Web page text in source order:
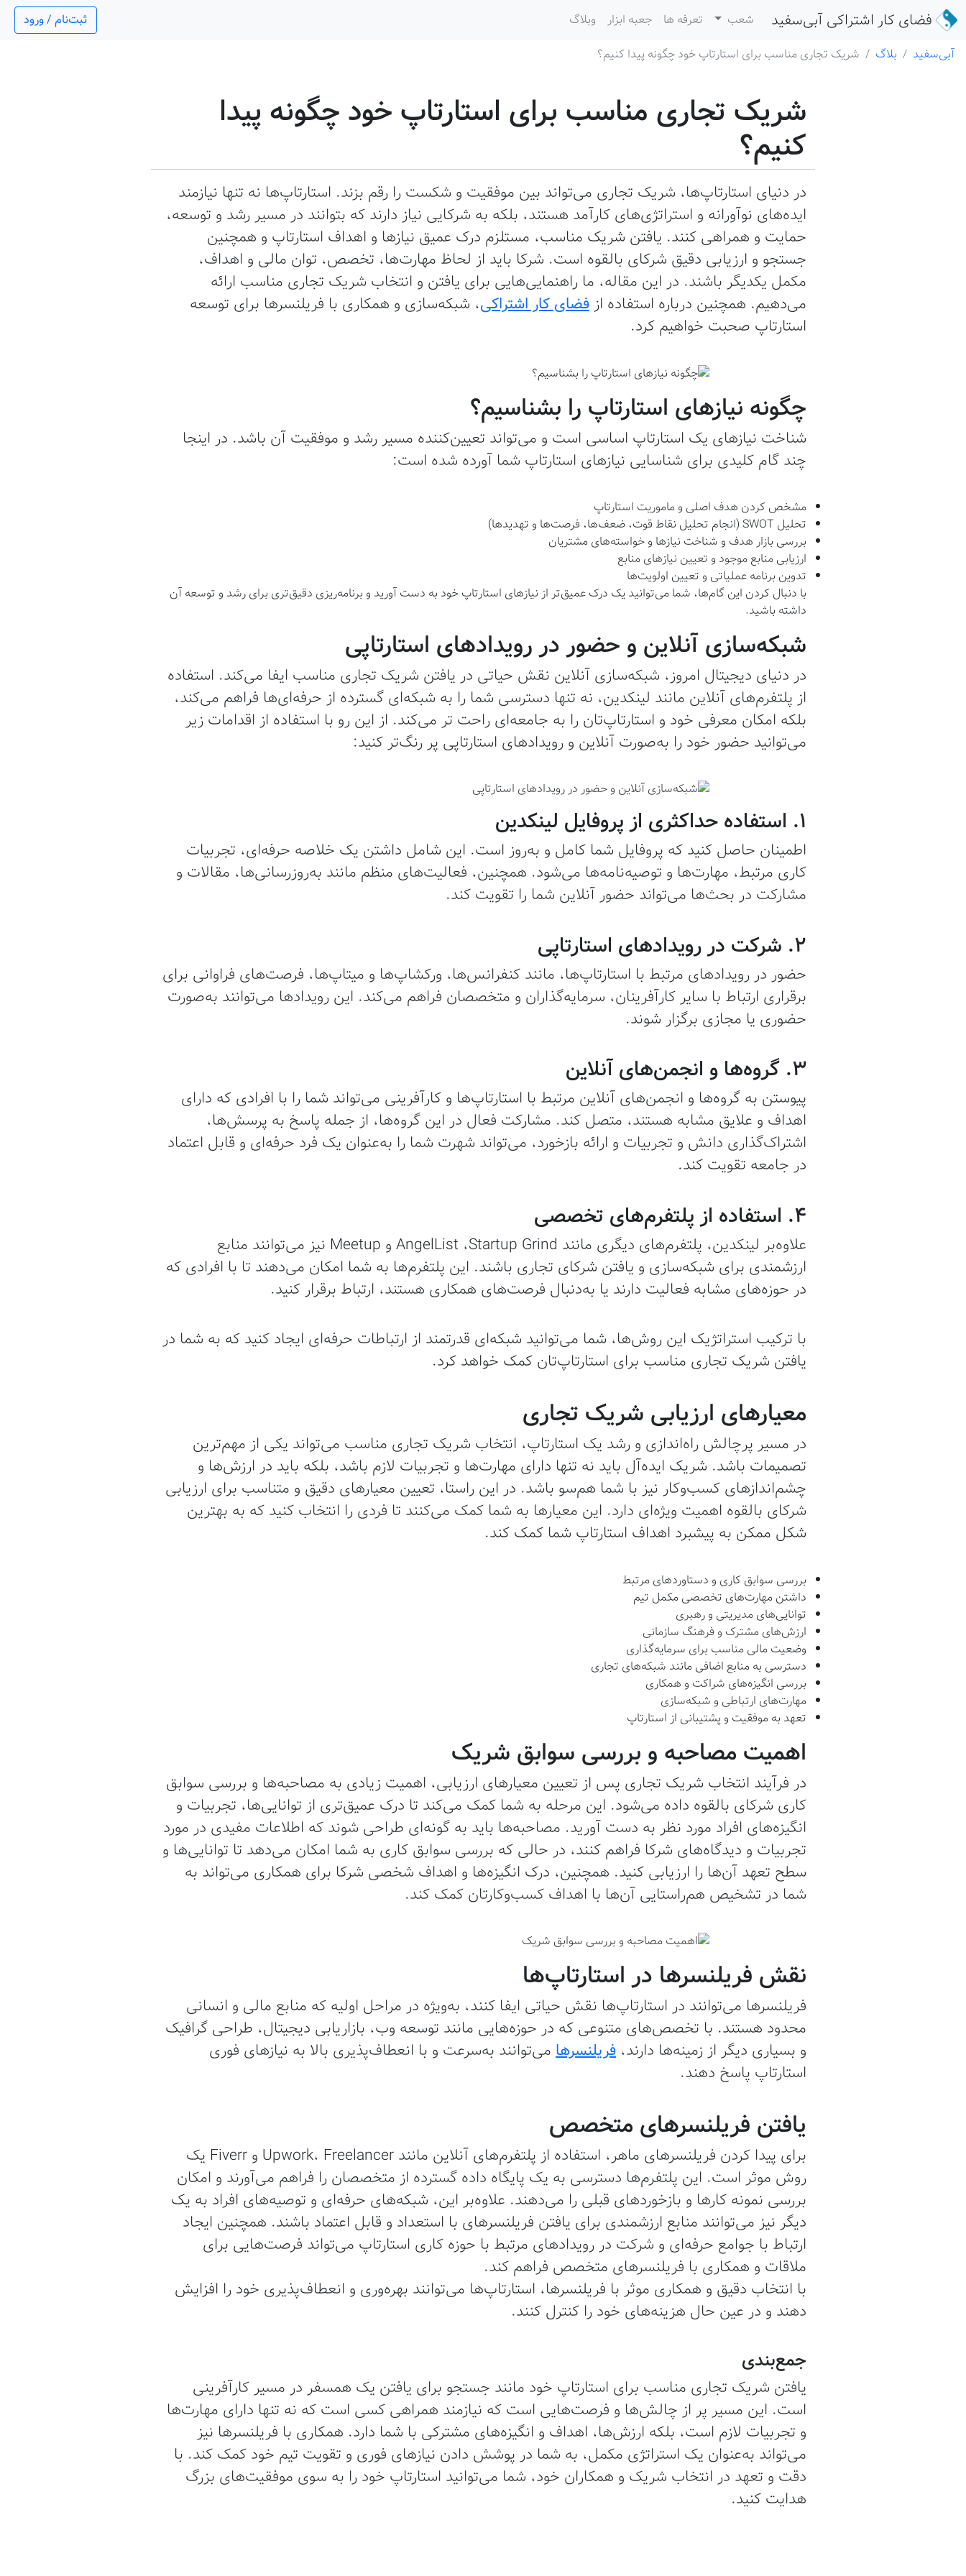
فضای کار اشتراکیآبی‌سفید شعب تعرفه ها جعبه ابزار وبلاگ
ثبت‌نام / ورود
آبی‌سفید
بلاگ شریک تجاری مناسب برای استارتاپ خود چگونه پیدا کنیم؟
شریک تجاری مناسب برای استارتاپ خود چگونه پیدا
کنیم؟
در دنیای استارتاپ‌ها، شریک تجاری می‌تواند بین موفقیت و شکست را رقم بزند. استارتاپ‌ها نه تنها نیازمند
ایده‌های نوآورانه و استراتژی‌های کارآمد هستند، بلکه به شرکایی نیاز دارند که بتوانند در مسیر رشد و توسعه،
حمایت و همراهی کنند. یافتن شریک مناسب، مستلزم درک عمیق نیازها و اهداف استارتاپ و همچنین
جستجو و ارزیابی دقیق شرکای بالقوه است. شرکا باید از لحاظ مهارت‌ها، تخصص، توان مالی و اهداف،
مکمل یکدیگر باشند. در این مقاله، ما راهنمایی‌هایی برای یافتن و انتخاب شریک تجاری مناسب ارائه
می‌دهیم. همچنین درباره استفاده ازفضای کار اشتراکی، شبکه‌سازی و همکاری با فریلنسرها برای توسعه
استارتاپ صحبت خواهیم کرد.
چگونه نیازهای استارتاپ را بشناسیم؟
شناخت نیازهای یک استارتاپ اساسی است و می‌تواند تعیین‌کننده مسیر رشد و موفقیت آن باشد. در اینجا
چند گام کلیدی برای شناسایی نیازهای استارتاپ شما آورده شده است:
مشخص کردن هدف اصلی و ماموریت استارتاپ
تحلیل SWOT (انجام تحلیل نقاط قوت، ضعف‌ها، فرصت‌ها و تهدیدها)
بررسی بازار هدف و شناخت نیازها و خواسته‌های مشتریان
ارزیابی منابع موجود و تعیین نیازهای منابع
تدوین برنامه عملیاتی و تعیین اولویت‌ها
با دنبال کردن این گام‌ها، شما می‌توانید یک درک عمیق‌تر از نیازهای استارتاپ خود به دست آورید و برنامه‌ریزی دقیق‌تری برای رشد و توسعه آن
داشته باشید.
شبکه‌سازی آنلاین و حضور در رویدادهای استارتاپی
در دنیای دیجیتال امروز، شبکه‌سازی آنلاین نقش حیاتی در یافتن شریک تجاری مناسب ایفا می‌کند. استفاده
از پلتفرم‌های آنلاین مانند لینکدین، نه تنها دسترسی شما را به شبکه‌ای گسترده از حرفه‌ای‌ها فراهم می‌کند،
بلکه امکان معرفی خود و استارتاپ‌تان را به جامعه‌ای راحت تر می‌کند. از این رو با استفاده از اقدامات زیر
می‌توانید حضور خود را به‌صورت آنلاین و رویداد‌های استارتاپی پر رنگ‌تر کنید:
1. استفاده حداکثری از پروفایل لینکدین
اطمینان حاصل کنید که پروفایل شما کامل و به‌روز است. این شامل داشتن یک خلاصه حرفه‌ای، تجربیات
کاری مرتبط، مهارت‌ها و توصیه‌نامه‌ها می‌شود. همچنین، فعالیت‌های منظم مانند به‌روزرسانی‌ها، مقالات و
مشارکت در بحث‌ها می‌تواند حضور آنلاین شما را تقویت کند.
2. شرکت در رویدادهای استارتاپی
حضور در رویدادهای مرتبط با استارتاپ‌ها، مانند کنفرانس‌ها، ورکشاپ‌ها و میتاپ‌ها، فرصت‌های فراوانی برای
برقراری ارتباط با سایر کارآفرینان، سرمایه‌گذاران و متخصصان فراهم می‌کند. این رویدادها می‌توانند به‌صورت
حضوری یا مجازی برگزار شوند.
3. گروه‌ها و انجمن‌های آنلاین
پیوستن به گروه‌ها و انجمن‌های آنلاین مرتبط با استارتاپ‌ها و کارآفرینی می‌تواند شما را با افرادی که دارای
اهداف و علایق مشابه هستند، متصل کند. مشارکت فعال در این گروه‌ها، از جمله پاسخ به پرسش‌ها،
اشتراک‌گذاری دانش و تجربیات و ارائه بازخورد، می‌تواند شهرت شما را به‌عنوان یک فرد حرفه‌ای و قابل اعتماد
در جامعه تقویت کند.
4. استفاده از پلتفرم‌های تخصصی
علاوه‌بر لینکدین، پلتفرم‌های دیگری مانند AngelList ،Startup Grind و Meetup نیز می‌توانند منابع
ارزشمندی برای شبکه‌سازی و یافتن شرکای تجاری باشند. این پلتفرم‌ها به شما امکان می‌دهند تا با افرادی که
در حوزه‌های مشابه فعالیت دارند یا به‌دنبال فرصت‌های همکاری هستند، ارتباط برقرار کنید.
با ترکیب استراتژیک این روش‌ها، شما می‌توانید شبکه‌ای قدرتمند از ارتباطات حرفه‌ای ایجاد کنید که به شما در
یافتن شریک تجاری مناسب برای استارتاپ‌تان کمک خواهد کرد.
معیارهای ارزیابی شریک تجاری
در مسیر پرچالش راه‌اندازی و رشد یک استارتاپ، انتخاب شریک تجاری مناسب می‌تواند یکی از مهم‌ترین
تصمیمات باشد. شریک ایده‌آل باید نه تنها دارای مهارت‌ها و تجربیات لازم باشد، بلکه باید در ارزش‌ها و
چشم‌اندازهای کسب‌وکار نیز با شما هم‌سو باشد. در این راستا، تعیین معیارهای دقیق و متناسب برای ارزیابی
شرکای بالقوه اهمیت ویژه‌ای دارد. این معیارها به شما کمک می‌کنند تا فردی را انتخاب کنید که به بهترین
شکل ممکن به پیشبرد اهداف استارتاپ شما کمک کند.
بررسی سوابق کاری و دستاوردهای مرتبط
داشتن مهارت‌های تخصصی مکمل تیم
توانایی‌های مدیریتی و رهبری
ارزش‌های مشترک و فرهنگ سازمانی
وضعیت مالی مناسب برای سرمایه‌گذاری
دسترسی به منابع اضافی مانند شبکه‌های تجاری
بررسی انگیزه‌های شراکت و همکاری
مهارت‌های ارتباطی و شبکه‌سازی
تعهد به موفقیت و پشتیبانی از استارتاپ
اهمیت مصاحبه و بررسی سوابق شریک
در فرآیند انتخاب شریک تجاری پس از تعیین معیارهای ارزیابی، اهمیت زیادی به مصاحبه‌ها و بررسی سوابق
کاری شرکای بالقوه داده می‌شود. این مرحله به شما کمک می‌کند تا درک عمیق‌تری از توانایی‌ها، تجربیات و
انگیزه‌های افراد مورد نظر به دست آورید. مصاحبه‌ها باید به گونه‌ای طراحی شوند که اطلاعات مفیدی در مورد
تجربیات و دیدگاه‌های شرکا فراهم کنند، در حالی که بررسی سوابق کاری به شما امکان می‌دهد تا توانایی‌ها و
سطح تعهد آن‌ها را ارزیابی کنید. همچنین، درک انگیزه‌ها و اهداف شخصی شرکا برای همکاری می‌تواند به
شما در تشخیص هم‌راستایی آن‌ها با اهداف کسب‌وکارتان کمک کند.
نقش فریلنسرها در استارتاپ‌ها
فریلنسرها می‌توانند در استارتاپ‌ها نقش حیاتی ایفا کنند، به‌ویژه در مراحل اولیه که منابع مالی و انسانی
محدود هستند. با تخصص‌های متنوعی که در حوزه‌هایی مانند توسعه وب، بازاریابی دیجیتال، طراحی گرافیک
و بسیاری دیگر از زمینه‌ها دارند، فریلنسرها می‌توانند به‌سرعت و با انعطاف‌پذیری بالا به نیازهای فوری
استارتاپ پاسخ دهند.
یافتن فریلنسرهای متخصص
برای پیدا کردن فریلنسرهای ماهر، استفاده از پلتفرم‌های آنلاین مانند Upwork، Freelancer و Fiverr یک
روش موثر است. این پلتفرم‌ها دسترسی به یک پایگاه داده گسترده از متخصصان را فراهم می‌آورند و امکان
بررسی نمونه کارها و بازخوردهای قبلی را می‌دهند. علاوه‌بر این، شبکه‌های حرفه‌ای و توصیه‌های افراد به یک
دیگر نیز می‌توانند منابع ارزشمندی برای یافتن فریلنسرهای با استعداد و قابل اعتماد باشند. همچنین ایجاد
ارتباط با جوامع حرفه‌ای و شرکت در رویدادهای مرتبط با حوزه کاری استارتاپ می‌تواند فرصت‌هایی برای
ملاقات و همکاری با فریلنسرهای متخصص فراهم کند.
با انتخاب دقیق و همکاری موثر با فریلنسرها، استارتاپ‌ها می‌توانند بهره‌وری و انعطاف‌پذیری خود را افزایش
دهند و در عین حال هزینه‌های خود را کنترل کنند.
جمع‌بندی
یافتن شریک تجاری مناسب برای استارتاپ خود مانند جستجو برای یافتن یک همسفر در مسیر کارآفرینی
است. این مسیر پر از چالش‌ها و فرصت‌هایی است که نیازمند همراهی کسی است که نه تنها دارای مهارت‌ها
و تجربیات لازم است، بلکه ارزش‌ها، اهداف و انگیزه‌های مشترکی با شما دارد. همکاری با فریلنسرها نیز
می‌تواند به‌عنوان یک استراتژی مکمل، به شما در پوشش دادن نیازهای فوری و تقویت تیم خود کمک کند. با
دقت و تعهد در انتخاب شریک و همکاران خود، شما می‌توانید استارتاپ خود را به سوی موفقیت‌های بزرگ
هدایت کنید.